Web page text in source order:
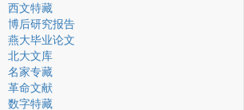
西文特藏
博后研究报告
燕大毕业论文
北大文库
名家专藏
革命文献
数字特藏